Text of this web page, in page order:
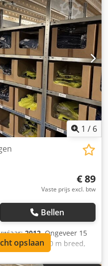
1 / 6
€ 89
Vaste prijs excl. btw
Bellen
2012, Ongeveer 15
vakken 1,30 m breed,
gebruikt: Prijs vanaf
opslaan